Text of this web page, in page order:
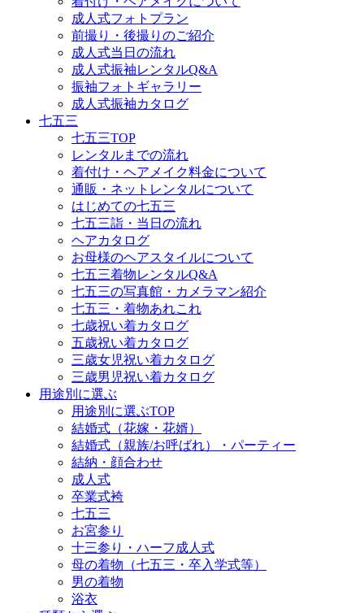
成人式フォトプラン
前撮り・後撮りのご紹介
成人式当日の流れ
成人式振袖レンタルQ&A
振袖フォトギャラリー
成人式振袖カタログ
七五三
七五三TOP
レンタルまでの流れ
着付け・ヘアメイク料金について
通販・ネットレンタルについて
はじめての七五三
七五三詣・当日の流れ
ヘアカタログ
お母様のヘアスタイルについて
七五三着物レンタルQ&A
七五三の写真館・カメラマン紹介
七五三・着物あれこれ
七歳祝い着カタログ
五歳祝い着カタログ
三歳女児祝い着カタログ
三歳男児祝い着カタログ
用途別に選ぶ
用途別に選ぶTOP
結婚式（花嫁・花婿）
結婚式（親族/お呼ばれ）・パーティー
結納・顔合わせ
成人式
卒業式袴
七五三
お宮参り
十三参り・ハーフ成人式
母の着物（七五三・卒入学式等）
男の着物
浴衣